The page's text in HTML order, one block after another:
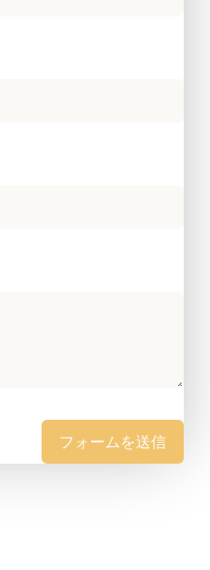
フォームを送信